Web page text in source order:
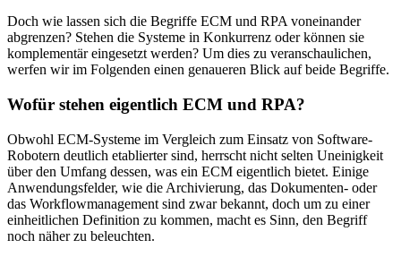
Doch wie lassen sich die Begriffe ECM und RPA voneinander
abgrenzen? Stehen die Systeme in Konkurrenz oder können sie
komplementär eingesetzt werden? Um dies zu veranschaulichen,
werfen wir im Folgenden einen genaueren Blick auf beide Begriffe.
Wofür stehen eigentlich ECM und RPA?
Obwohl ECM-Systeme im Vergleich zum Einsatz von Software-
Robotern deutlich etablierter sind, herrscht nicht selten Uneinigkeit
über den Umfang dessen, was ein ECM eigentlich bietet. Einige
Anwendungsfelder, wie die Archivierung, das Dokumenten- oder
das Workflowmanagement sind zwar bekannt, doch um zu einer
einheitlichen Definition zu kommen, macht es Sinn, den Begriff
noch näher zu beleuchten.